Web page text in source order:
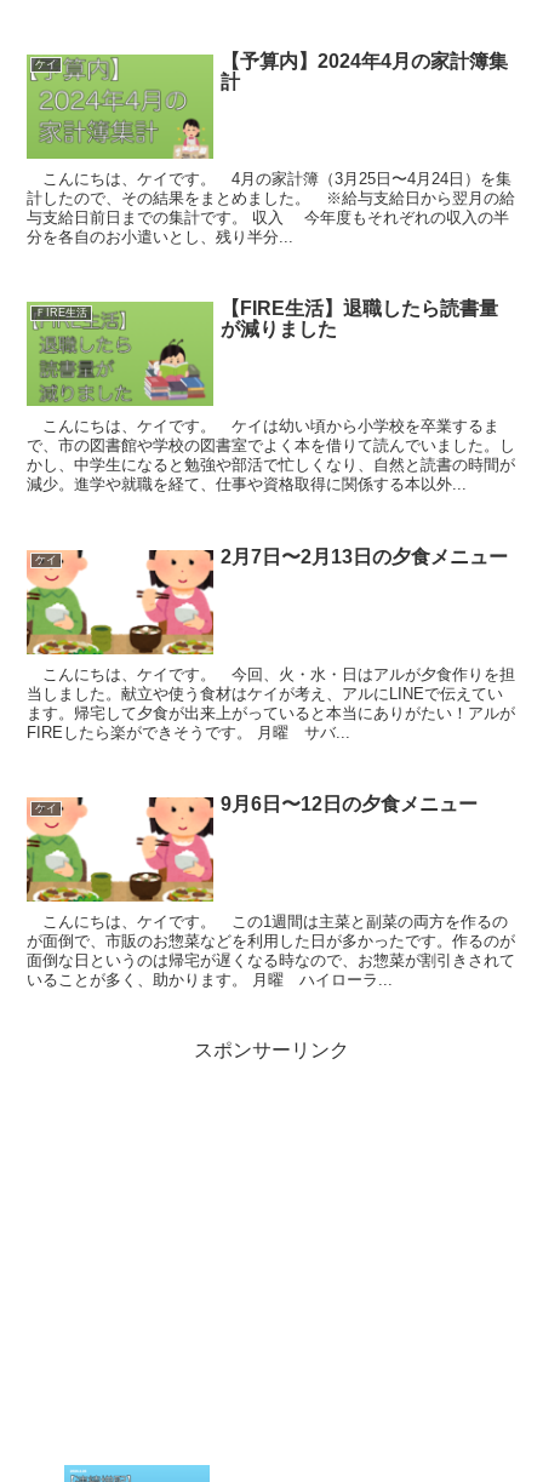
ケイ
【予算内】2024年4月の家計簿集
計
こんにちは、ケイです。 4月の家計簿（3月25日〜4月24日）を集
計したので、その結果をまとめました。 ※給与支給日から翌月の給
与支給日前日までの集計です。 収入 今年度もそれぞれの収入の半
分を各自のお小遣いとし、残り半分...
ＦIRE生活
【FIRE生活】退職したら読書量
が減りました
こんにちは、ケイです。 ケイは幼い頃から小学校を卒業するま
で、市の図書館や学校の図書室でよく本を借りて読んでいました。し
かし、中学生になると勉強や部活で忙しくなり、自然と読書の時間が
減少。進学や就職を経て、仕事や資格取得に関係する本以外...
ケイ 2月7日〜2月13日の夕食メニュー
こんにちは、ケイです。 今回、火・水・日はアルが夕食作りを担
当しました。献立や使う食材はケイが考え、アルにLINEで伝えてい
ます。帰宅して夕食が出来上がっていると本当にありがたい！アルが
FIREしたら楽ができそうです。 月曜 サバ...
ケイ 9月6日〜12日の夕食メニュー
こんにちは、ケイです。 この1週間は主菜と副菜の両方を作るの
が面倒で、市販のお惣菜などを利用した日が多かったです。作るのが
面倒な日というのは帰宅が遅くなる時なので、お惣菜が割引きされて
いることが多く、助かります。 月曜 ハイローラ...
スポンサーリンク